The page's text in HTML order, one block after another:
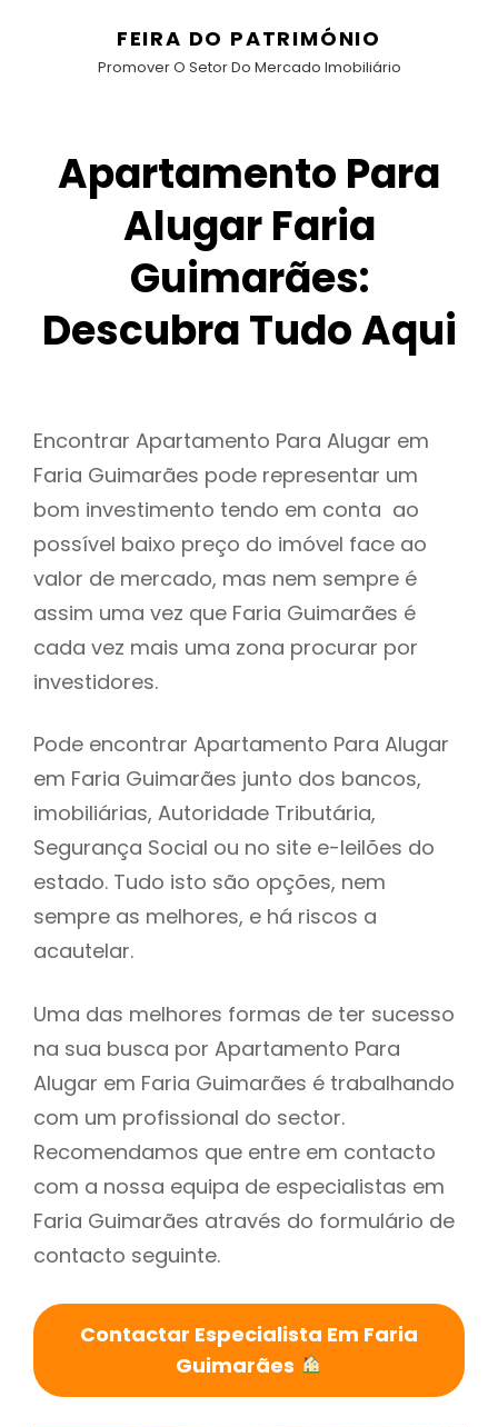
FEIRA DO PATRIMÓNIO
Promover O Setor Do Mercado Imobiliário
Apartamento Para
Alugar Faria
Guimarães:
Descubra Tudo Aqui
Encontrar Apartamento Para Alugar em
Faria Guimarães pode representar um
bom investimento tendo em conta ao
possível baixo preço do imóvel face ao
valor de mercado, mas nem sempre é
assim uma vez que Faria Guimarães é
cada vez mais uma zona procurar por
investidores.
Pode encontrar Apartamento Para Alugar
em Faria Guimarães junto dos bancos,
imobiliárias, Autoridade Tributária,
Segurança Social ou no site e-leilões do
estado. Tudo isto são opções, nem
sempre as melhores, e há riscos a
acautelar.
Uma das melhores formas de ter sucesso
na sua busca por Apartamento Para
Alugar em Faria Guimarães é trabalhando
com um profissional do sector.
Recomendamos que entre em contacto
com a nossa equipa de especialistas em
Faria Guimarães através do formulário de
contacto seguinte.
Contactar Especialista Em Faria
Guimarães